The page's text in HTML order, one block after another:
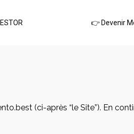
👉 Devenir
(ci-après “le Site”). En